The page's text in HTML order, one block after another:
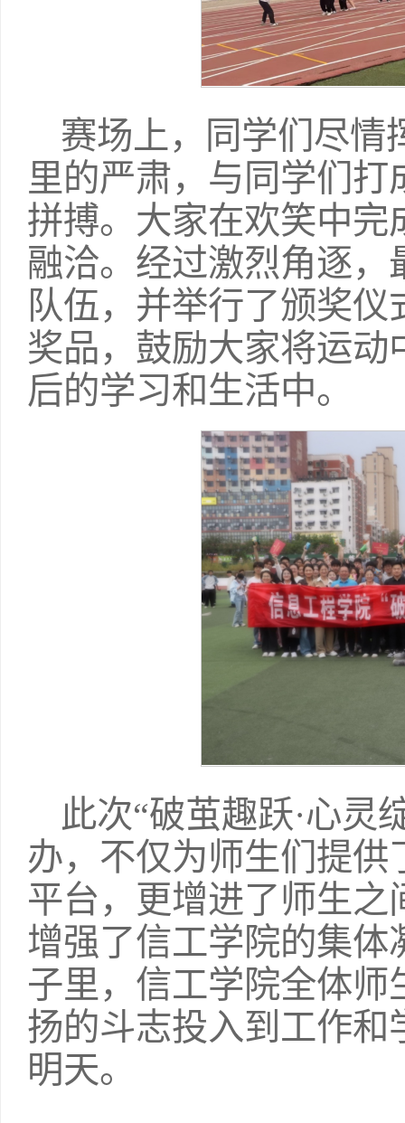
赛场上，同学们尽情
里的严肃，与同学们
拼搏。大家在欢笑中
融洽。经过激烈角逐
队伍，并举行了颁奖
奖品，鼓励大家将运
后的学习和生活中。
此次“破茧趣跃·心灵
办，不仅为师生们提
平台，更增进了师生
增强了信工学院的集
子里，信工学院全体
扬的斗志投入到工作
明天。